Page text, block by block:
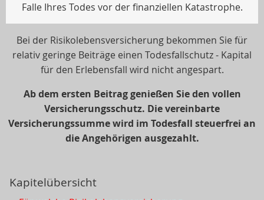
Falle Ihres Todes vor der finanziellen Katastrophe.
Bei der Risikolebensversicherung bekommen Sie für
relativ geringe Beiträge einen Todesfallschutz - Kapital
für den Erlebensfall wird nicht angespart.
Ab dem ersten Beitrag genießen Sie den vollen
Versicherungsschutz. Die vereinbarte
Versicherungssumme wird im Todesfall steuerfrei an
die Angehörigen ausgezahlt.
Kapitelübersicht